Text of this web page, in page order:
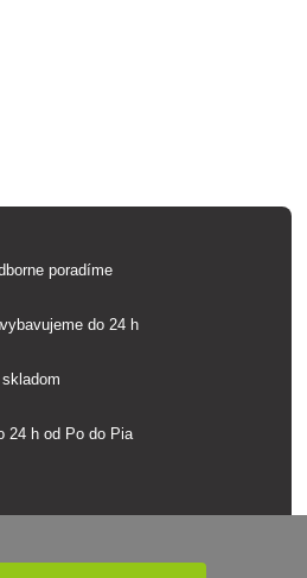
poradíme
do 24 h
24 h od Po do Pia